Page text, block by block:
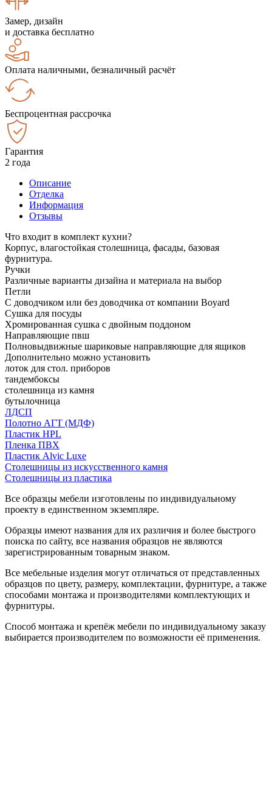
Замер, дизайн
и доставка бесплатно
Оплата наличными, безналичный расчёт
Беспроцентная рассрочка
Гарантия
2 года
Описание
Отделка
Информация
Отзывы
Что входит в комплект кухни?
Корпус, влагостойкая столешница, фасады, базовая
фурнитура.
Ручки
Различные варианты дизайна и материала на выбор
Петли
С доводчиком или без доводчика от компании Boyard
Сушка для посуды
Хромированная сушка с двойным поддоном
Направляющие пвш
Полновыдвижные шариковые направляющие для ящиков
Дополнительно можно установить
лоток для стол. приборов
тандембоксы
столешница из камня
бутылочница
ЛДСП
Полотно АГТ (МДФ)
Пластик HPL
Пленка ПВХ
Пластик Alvic Luxe
Столешницы из искусственного камня
Столешницы из пластика
Все образцы мебели изготовлены по индивидуальному
проекту в единственном экземпляре.
Образцы имеют названия для их различия и более быстрого
поиска по сайту, все названия образцов не являются
зарегистрированным товарным знаком.
Все мебельные изделия могут отличаться от представленных
образцов по цвету, размеру, комплектации, фурнитуре, а также
способами монтажа и производителями комплектующих и
фурнитуры.
Способ монтажа и крепёж мебели по индивидуальному заказу
выбирается производителем по возможности её применения.